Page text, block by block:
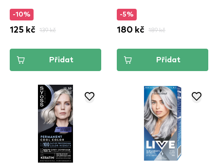
-10%
125 kč 139 kč
Přidat
-5%
180 kč 189 kč
Přidat